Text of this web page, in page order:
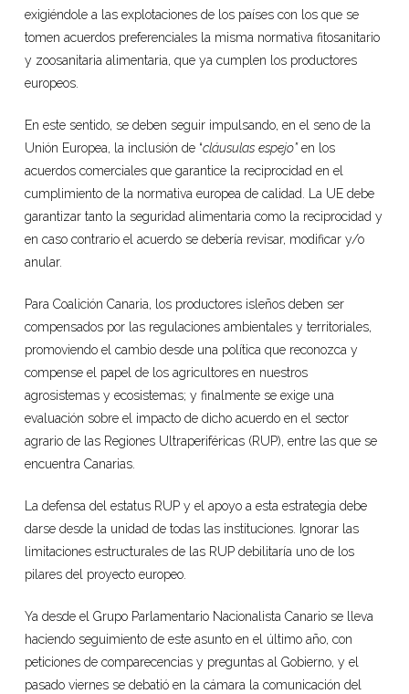
exigiéndole a las explotaciones de los países con los que se
tomen acuerdos preferenciales la misma normativa fitosanitario
y zoosanitaria alimentaria, que ya cumplen los productores
europeos.
En este sentido, se deben seguir impulsando, en el seno de la
Unión Europea, la inclusión de “cláusulas espejo”en los
acuerdos comerciales que garantice la reciprocidad en el
cumplimiento de la normativa europea de calidad. La UE debe
garantizar tanto la seguridad alimentaria como la reciprocidad y
en caso contrario el acuerdo se debería revisar, modificar y/o
anular.
Para Coalición Canaria, los productores isleños deben ser
compensados por las regulaciones ambientales y territoriales,
promoviendo el cambio desde una política que reconozca y
compense el papel de los agricultores en nuestros
agrosistemas y ecosistemas; y finalmente se exige una
evaluación sobre el impacto de dicho acuerdo en el sector
agrario de las Regiones Ultraperiféricas (RUP), entre las que se
encuentra Canarias.
La defensa del estatus RUP y el apoyo a esta estrategia debe
darse desde la unidad de todas las instituciones. Ignorar las
limitaciones estructurales de las RUP debilitaría uno de los
pilares del proyecto europeo.
Ya desde el Grupo Parlamentario Nacionalista Canario se lleva
haciendo seguimiento de este asunto en el último año, con
peticiones de comparecencias y preguntas al Gobierno, y el
pasado viernes se debatió en la cámara la comunicación del